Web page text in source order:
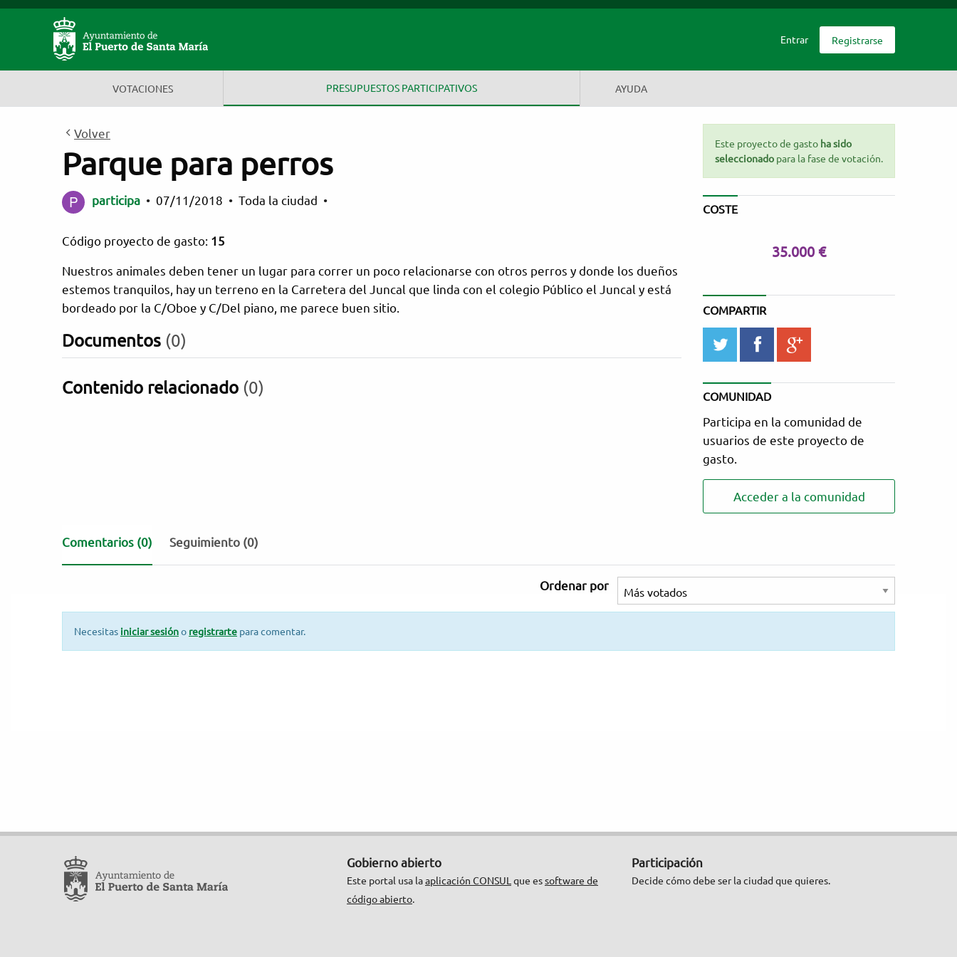
Participa El Puerto de Santa María Entrar Registrarse
VOTACIONES PRESUPUESTOS PARTICIPATIVOS AYUDA
Volver
Parque para perros
participa • 07/11/2018 • Toda la ciudad •
Código proyecto de gasto: 15
Nuestros animales deben tener un lugar para correr un poco relacionarse con otros perros y donde los dueños
estemos tranquilos, hay un terreno en la Carretera del Juncal que linda con el colegio Público el Juncal y está
bordeado por la C/Oboe y C/Del piano, me parece buen sitio.
Documentos (0)
Contenido relacionado (0)
Este proyecto de gasto ha sido
seleccionado para la fase de votación.
COSTE
35.000 €
COMPARTIR
twitter facebookgoogle_plus
COMUNIDAD
Participa en la comunidad de
usuarios de este proyecto de
gasto.
Acceder a la comunidad
Comentarios (0) Seguimiento (0)
Ordenar por
Necesitas iniciar sesióno registrarte para comentar.
Gobierno abierto
Este portal usa laaplicación CONSUL que essoftware de
código abierto.
Participación
Decide cómo debe ser la ciudad que quieres.